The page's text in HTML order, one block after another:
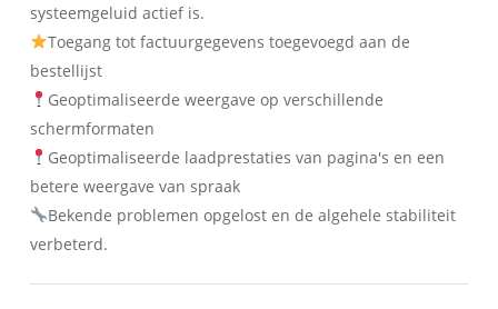
systeemgeluid actief is.
Toegang tot factuurgegevens toegevoegd aan de
bestellijst
Geoptimaliseerde weergave op verschillende
schermformaten
Geoptimaliseerde laadprestaties van pagina's en een
betere weergave van spraak
Bekende problemen opgelost en de algehele stabiliteit
verbeterd.